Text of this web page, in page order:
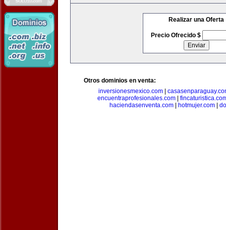
Realizar una Oferta
Precio Ofrecido $
Otros dominios en venta:
inversionesmexico.com
encuentraprofesionales.com
haciendasenventa.com| hotmujer.com|